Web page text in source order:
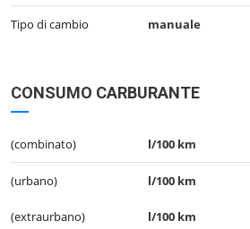
Tipo di cambio manuale
CONSUMO CARBURANTE
(combinato) l/100 km
(urbano) l/100 km
(extraurbano) l/100 km